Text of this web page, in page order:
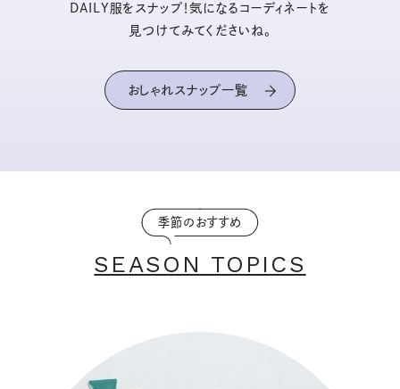
DAILY服をスナップ！気になるコーディネートを
見つけてみてくださいね。
おしゃれスナップ一覧
季節のおすすめ
SEASON TOPICS